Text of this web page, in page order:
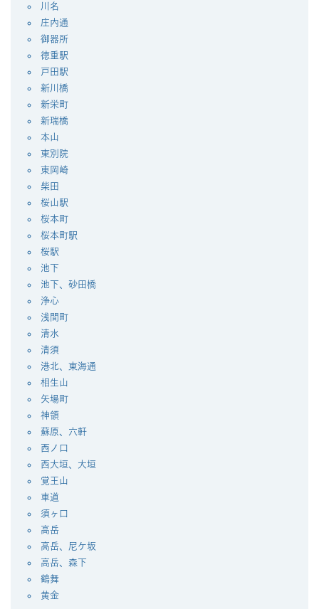
川名
庄内通
御器所
徳重駅
戸田駅
新川橋
新栄町
新瑞橋
本山
東別院
東岡崎
柴田
桜山駅
桜本町
桜本町駅
桜駅
池下
池下、砂田橋
浄心
浅間町
清水
清須
港北、東海通
相生山
矢場町
神領
蘇原、六軒
西ノ口
西大垣、大垣
覚王山
車道
須ヶ口
高岳
高岳、尼ケ坂
高岳、森下
鶴舞
黄金